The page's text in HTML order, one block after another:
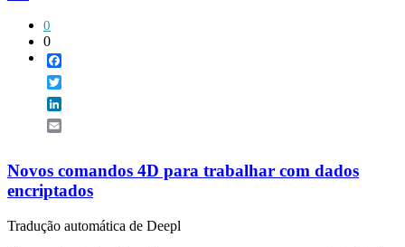
0
0
Novos comandos 4D para trabalhar com dados
encriptados
Tradução automática de Deepl